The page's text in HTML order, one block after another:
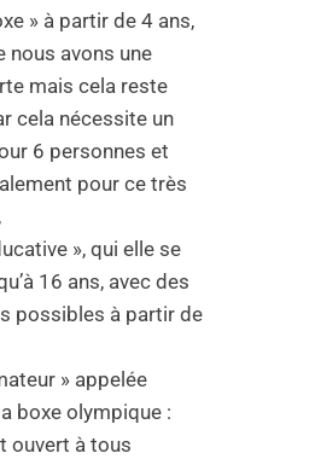
» à partir de 4 ans,
nous avons une
mais cela reste
cela nécessite un
6 personnes et
pour ce très
», qui elle se
16 ans, avec des
possibles à partir de
» appelée
boxe olympique :
ouvert à tous